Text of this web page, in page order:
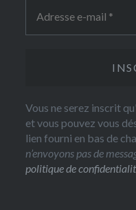
Vous ne serez inscrit
et vous pouvez vous
lien fourni en bas de
n’envoyons pas de
politique de